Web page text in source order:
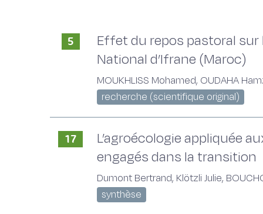
5
Effet du repos pastoral
National d’Ifrane (Maroc)
MOUKHLISS Mohamed, OUDAHA
recherche (scientifique original)
17
L’agroécologie appliquée
engagés dans la transition
Dumont Bertrand, Klötzli Julie,
synthèse